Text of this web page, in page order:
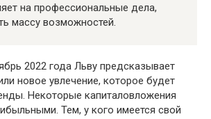
на профессиональные дела,
массу возможностей.
2022 года Льву предсказывает
новое увлечение, которое будет
Некоторые капиталовложения
Тем, у кого имеется свой